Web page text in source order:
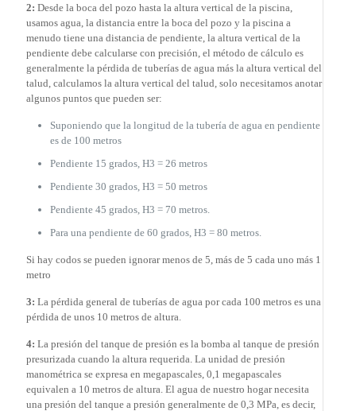
2: Desde la boca del pozo hasta la altura vertical de la piscina,
usamos agua, la distancia entre la boca del pozo y la piscina a
menudo tiene una distancia de pendiente, la altura vertical de la
pendiente debe calcularse con precisión, el método de cálculo es
generalmente la pérdida de tuberías de agua más la altura vertical del
talud, calculamos la altura vertical del talud, solo necesitamos anotar
algunos puntos que pueden ser:
Suponiendo que la longitud de la tubería de agua en pendiente
es de 100 metros
Pendiente 15 grados, H3 = 26 metros
Pendiente 30 grados, H3 = 50 metros
Pendiente 45 grados, H3 = 70 metros.
Para una pendiente de 60 grados, H3 = 80 metros.
Si hay codos se pueden ignorar menos de 5, más de 5 cada uno más 1
metro
3: La pérdida general de tuberías de agua por cada 100 metros es una
pérdida de unos 10 metros de altura.
4: La presión del tanque de presión es la bomba al tanque de presión
presurizada cuando la altura requerida. La unidad de presión
manométrica se expresa en megapascales, 0,1 megapascales
equivalen a 10 metros de altura. El agua de nuestro hogar necesita
una presión del tanque a presión generalmente de 0,3 MPa, es decir,